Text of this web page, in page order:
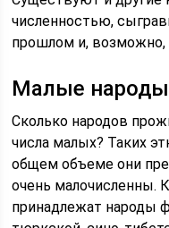
численностью,
прошлом и,
Малые
Сколько народов
числа малых? Таких
общем объеме они
очень малочисленны.
принадлежат народы